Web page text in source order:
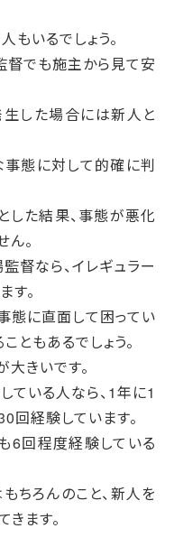
もいるでしょう。
督でも施主から見て安
生した場合には新人と
事態に対して的確に判
した結果、事態が悪化
。
督なら、イレギュラー
す。
態に直面して困ってい
ともあるでしょう。
大きいです。
いる人なら、1年に1
回経験しています。
6回程度経験している
ちろんのこと、新人を
ます。